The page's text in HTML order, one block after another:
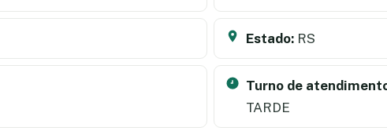
Estado: RS
Turno de
TARDE